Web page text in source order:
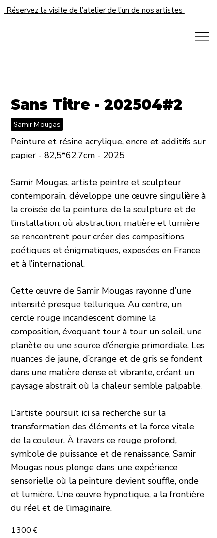
Réservez la visite de l’atelier de l’un de nos artistes
Sans Titre - 202504#2
Samir Mougas
Peinture et résine acrylique, encre et additifs sur
papier - 82,5*62,7cm - 2025
Samir Mougas, artiste peintre et sculpteur
contemporain, développe une œuvre singulière à
la croisée de la peinture, de la sculpture et de
l’installation, où abstraction, matière et lumière
se rencontrent pour créer des compositions
poétiques et énigmatiques, exposées en France
et à l’international.
Cette œuvre de Samir Mougas rayonne d’une
intensité presque tellurique. Au centre, un
cercle rouge incandescent domine la
composition, évoquant tour à tour un soleil, une
planète ou une source d’énergie primordiale. Les
nuances de jaune, d’orange et de gris se fondent
dans une matière dense et vibrante, créant un
paysage abstrait où la chaleur semble palpable.
L’artiste poursuit ici sa recherche sur la
transformation des éléments et la force vitale
de la couleur. À travers ce rouge profond,
symbole de puissance et de renaissance, Samir
Mougas nous plonge dans une expérience
sensorielle où la peinture devient souffle, onde
et lumière. Une œuvre hypnotique, à la frontière
du réel et de l’imaginaire.
1 300 €